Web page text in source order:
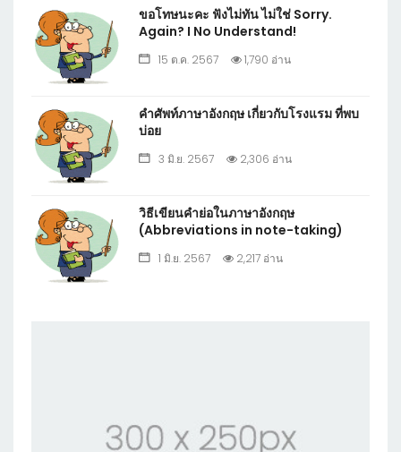
ขอโทษนะคะ ฟังไม่ทัน ไม่ใช่ Sorry.
Again? I No Understand!
15 ต.ค. 2567 1,790 อ่าน
คำศัพท์ภาษาอังกฤษ เกี่ยวกับโรงแรม ที่พบ
บ่อย
3 มิ.ย. 2567 2,306 อ่าน
วิธีเขียนคำย่อในภาษาอังกฤษ
(Abbreviations in note-taking)
1 มิ.ย. 2567 2,217 อ่าน